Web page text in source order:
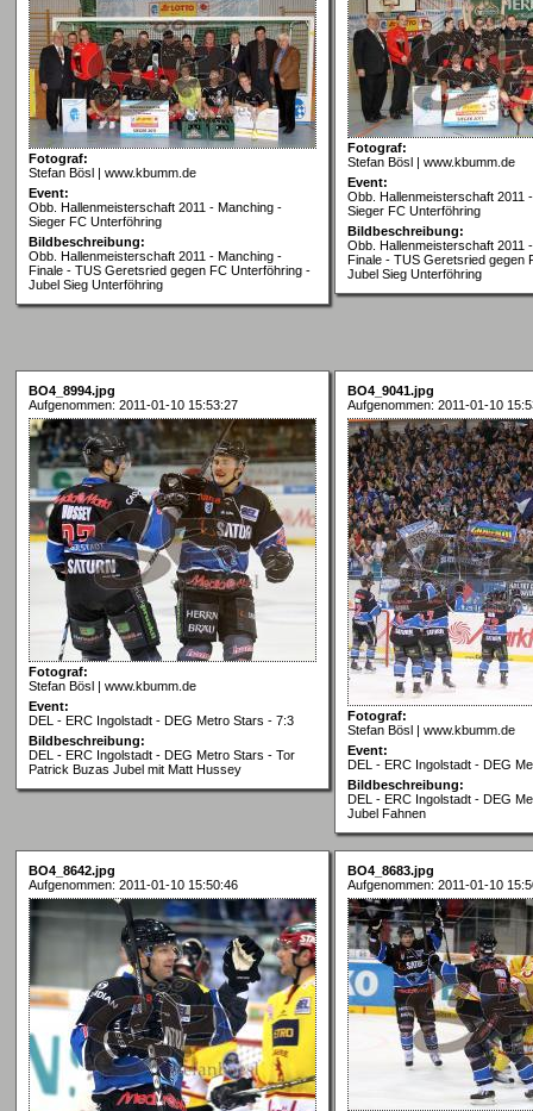
Fotograf:
Stefan Bösl | www.kbumm.de
Event:
Obb. Hallenmeisterschaft 2011 - Manching -
Sieger FC Unterföhring
Bildbeschreibung:
Obb. Hallenmeisterschaft 2011 - Manching -
Finale - TUS Geretsried gegen FC Unterföhring -
Jubel Sieg Unterföhring
Fotograf:
Stefan Bösl | www.kbumm.de
Event:
Obb. Hallenmeisterschaft 2011
Sieger FC Unterföhring
Bildbeschreibung:
Obb. Hallenmeisterschaft 2011
Finale - TUS Geretsried gegen
Jubel Sieg Unterföhring
BO4_8994.jpg
Aufgenommen: 2011-01-10 15:53:27
Fotograf:
Stefan Bösl | www.kbumm.de
Event:
DEL - ERC Ingolstadt - DEG Metro Stars - 7:3
Bildbeschreibung:
DEL - ERC Ingolstadt - DEG Metro Stars - Tor
Patrick Buzas Jubel mit Matt Hussey
BO4_9041.jpg
Aufgenommen: 2011-01-10
Fotograf:
Stefan Bösl | www.kbumm.de
Event:
DEL - ERC Ingolstadt - DEG
Bildbeschreibung:
DEL - ERC Ingolstadt - DEG
Jubel Fahnen
BO4_8642.jpg
Aufgenommen: 2011-01-10 15:50:46
BO4_8683.jpg
Aufgenommen: 2011-01-10